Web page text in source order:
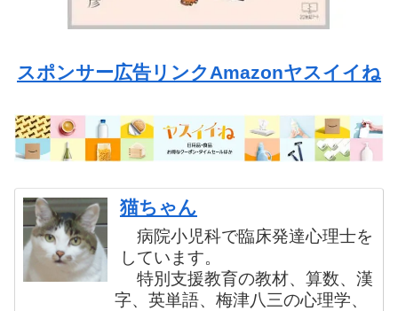
スポンサー広告リンクAmazonヤスイイね
猫ちゃん
病院小児科で臨床発達心理士を
しています。
特別支援教育の教材、算数、漢
字、英単語、梅津八三の心理学、